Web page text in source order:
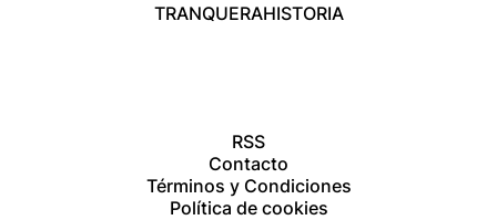
TRANQUERAHISTORIA
RSS
Contacto
Términos y Condiciones
Política de cookies